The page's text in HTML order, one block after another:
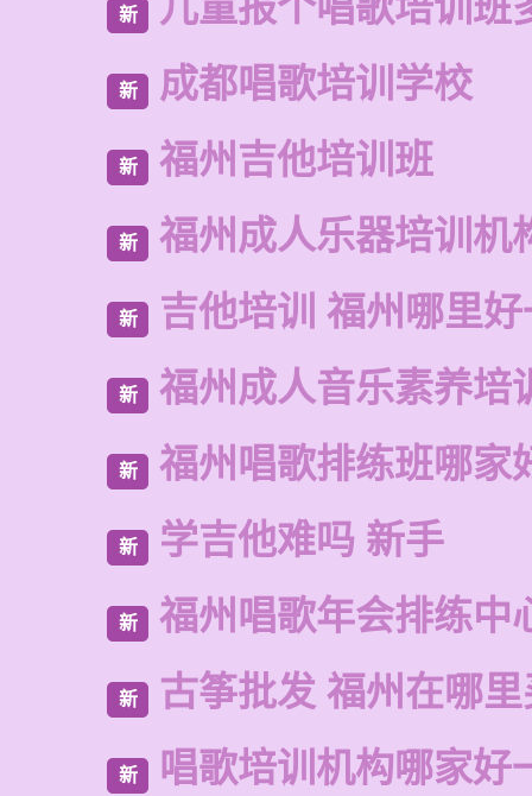
新
新 成都唱歌培训学校
新 福州吉他培训班
新 福州成人乐器培训机
新 吉他培训 福州哪里
新 福州成人音乐素养培
新 福州唱歌排练班哪家
新 学吉他难吗 新手
新 福州唱歌年会排练中
新 古筝批发 福州在哪
新 唱歌培训机构哪家好